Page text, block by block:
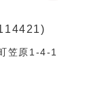
笠原1-4-1